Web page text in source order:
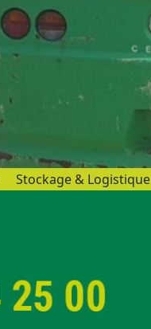
Stockage & Logistique